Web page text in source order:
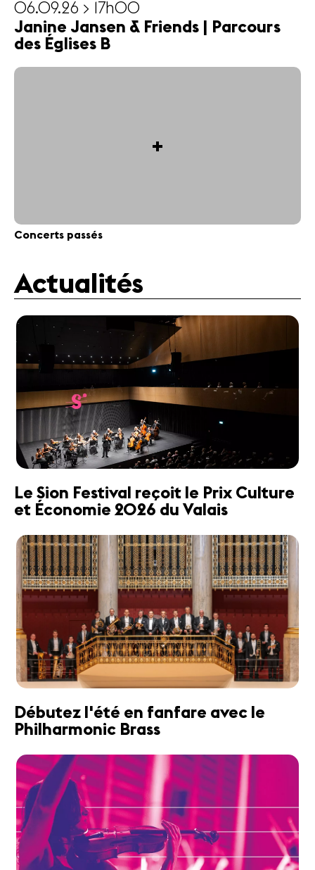
06.09.26 > 17h00
Janine Jansen & Friends | Parcours
des Églises B
+
Concerts passés
Actualités
Le Sion Festival reçoit le Prix Culture
et Économie 2026 du Valais
Débutez l'été en fanfare avec le
Philharmonic Brass